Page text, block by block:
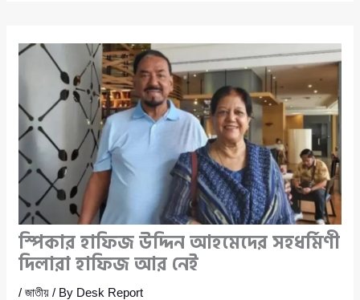
স্পিকার হাফিজ উদ্দিন আহমেদের সহধর্মিণী
দিলারা হাফিজ আর নেই
/জাতীয় / By Desk Report